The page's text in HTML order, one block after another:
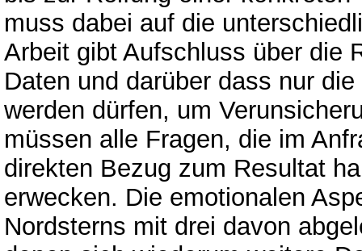
muss dabei auf die
Arbeit gibt Aufschluss über die
Daten und darüber dass nur
werden dürfen, um
müssen alle Fragen, die im
direkten Bezug zum Resultat
erwecken. Die emotionalen
Nordsterns mit drei davon